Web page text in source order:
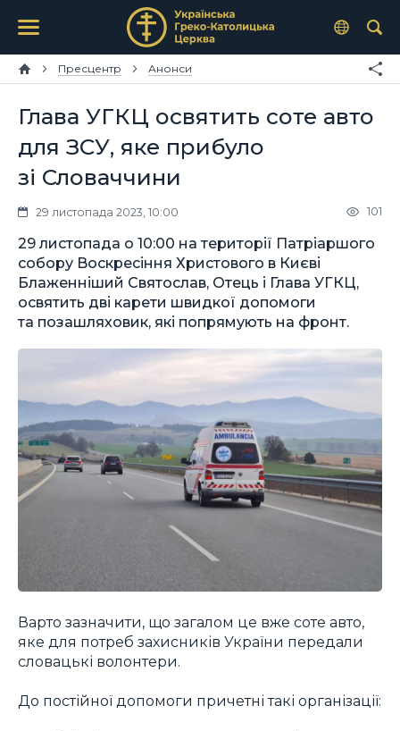
Пресцентр Анонси
Глава УГКЦ освятить соте авто
для ЗСУ, яке прибуло
зі Словаччини
29 листопада 2023, 10:00 101
29 листопада о 10:00 на території Патріаршого
собору Воскресіння Христового в Києві
Блаженніший Святослав, Отець і Глава УГКЦ,
освятить дві карети швидкої допомоги
та позашляховик, які попрямують на фронт.
Варто зазначити, що загалом це вже соте авто,
яке для потреб захисників України передали
словацькі волонтери.
До постійної допомоги причетні такі організації: